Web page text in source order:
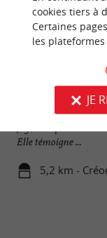
Bastide de Créon
La bastide de Créon,
Elle témoigne ...
5,2 km -
cookies tiers à
Certaines
les plateformes
JE